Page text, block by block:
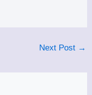
Next Post →